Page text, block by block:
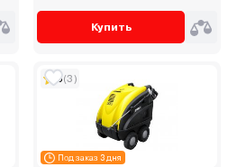
Купить
Под заказ 3 дня
5(3)